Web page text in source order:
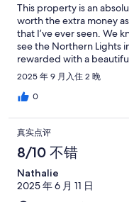
This property is an
worth the extra money
that I’ve ever seen. We
see the Northern Lights
rewarded with a
would have actually
Northern Lights! The
door each morning had
stay was the best! I
2025 年 9 月入住 2 晚
0
真实点评
8/10 不错
Nathalie
2025 年 6 月 11 日